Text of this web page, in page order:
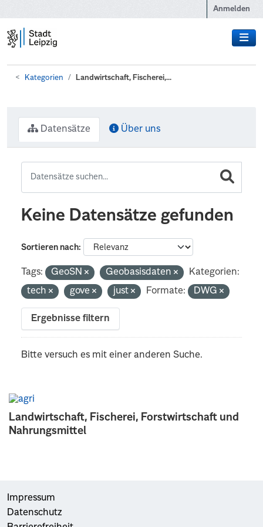
Anmelden
Kategorien Landwirtschaft, Fischerei,...
Landwirtschaft, Fischerei, Forstwirtschaft und
Nahrungsmittel
Datensätze Über uns
Keine Datensätze gefunden
Sortieren nach
Tags: GeoSN Geobasisdaten
Kategorien:
tech
gove just Formate: DWG
Ergebnisse filtern
Bitte versuch es mit einer anderen Suche.
Impressum
Datenschutz